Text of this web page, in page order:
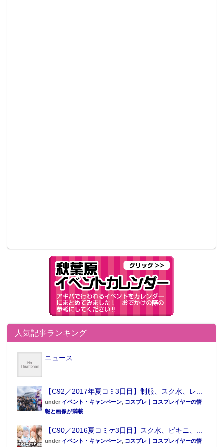
人気記事ランキング
ニュース
【C92／2017年夏コミ3日目】制服、スク水、レ...
under イベント・キャンペーン, コスプレ｜コスプレイヤーの情
報と画像が満載
【C90／2016夏コミケ3日目】スク水、ビキニ、...
under イベント・キャンペーン, コスプレ｜コスプレイヤーの情